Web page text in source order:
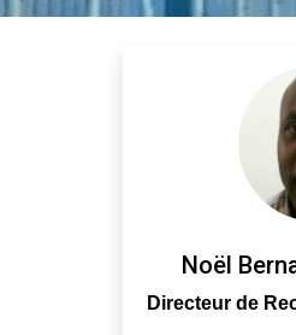
Noël
Directeur de